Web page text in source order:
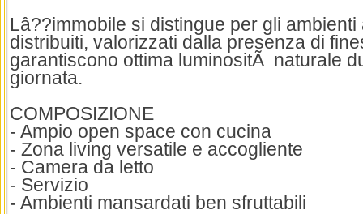
Lâ??immobile si distingue per gli ambienti
distribuiti, valorizzati dalla presenza di
garantiscono ottima luminositÃ naturale
giornata.
COMPOSIZIONE
- Ampio open space con cucina
- Zona living versatile e accogliente
- Camera da letto
- Servizio
- Ambienti mansardati ben sfruttabili